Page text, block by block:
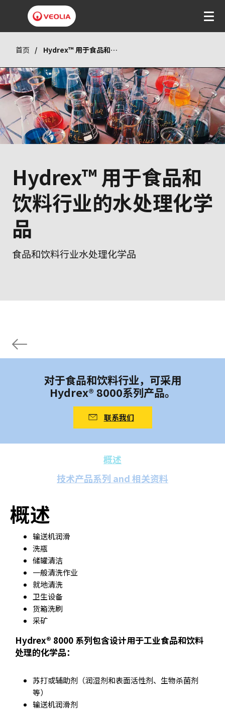
首页 Hydrex™ 用于食品和饮料行业的水处理化学品
Hydrex™ 用于食品和
饮料行业的水处理化学
品
食品和饮料行业水处理化学品
对于食品和饮料行业，可采用
Hydrex® 8000系列产品。
联系我们
概述
技术产品系列 and 相关资料
概述
输送机润滑
洗瓶
储罐清洁
一般清洗作业
就地清洗
卫生设备
货箱洗刷
采矿
Hydrex® 8000 系列包含设计用于工业食品和饮料
处理的化学品：
苏打或辅助剂（润湿剂和表面活性剂、生物杀菌剂
等）
输送机润滑剂